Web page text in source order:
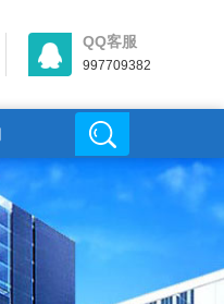
QQ客服
997709382